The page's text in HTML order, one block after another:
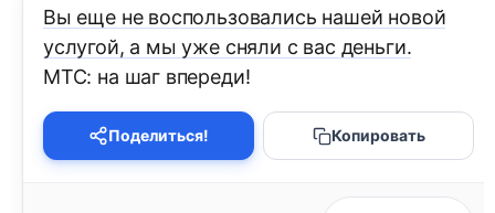
Вы еще не воспользовались нашей новой
услугой, а мы уже сняли с вас деньги.
МТС: на шаг впереди!
Поделиться! Копировать